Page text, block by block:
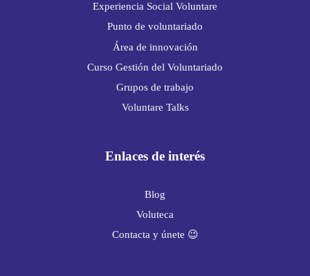
Experiencia Social Voluntare
Punto de voluntariado
Área de innovación
Curso Gestión del Voluntariado
Grupos de trabajo
Voluntare Talks
Enlaces de interés
Blog
Voluteca
Contacta y únete 😉